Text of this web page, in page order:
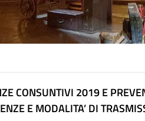
CONSUNTIVI 2019 E
E MODALITA’ DI